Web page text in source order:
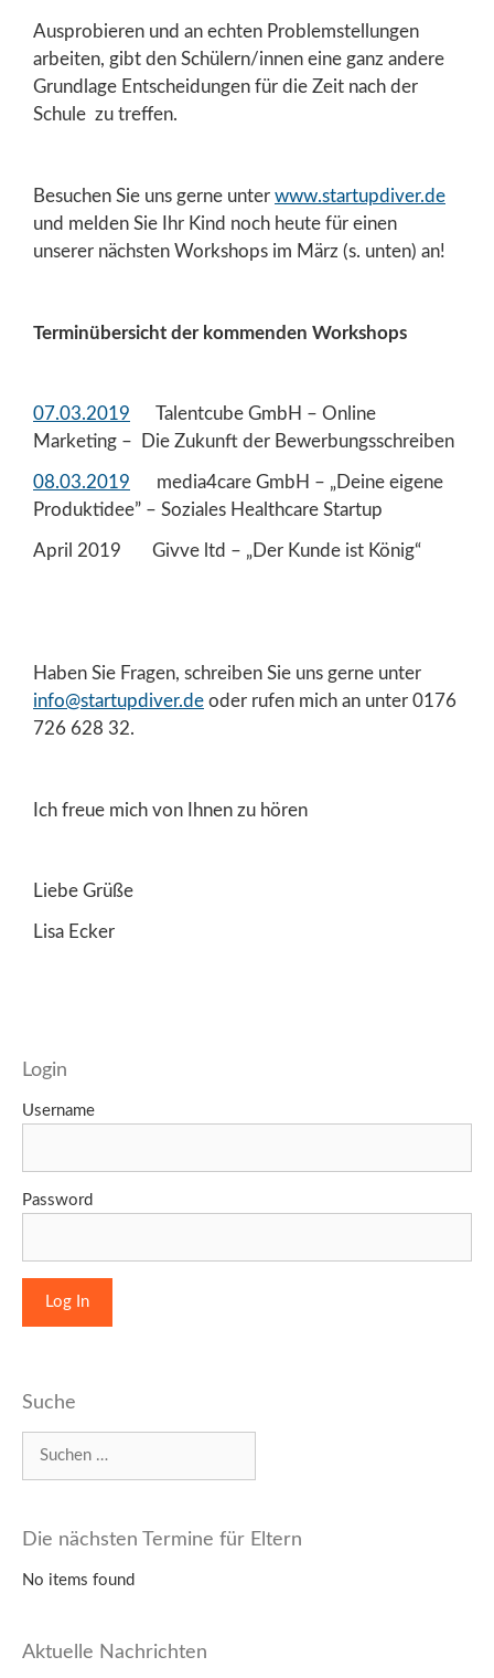
Ausprobieren und an echten Problemstellungen
arbeiten, gibt den Schülern/innen eine ganz andere
Grundlage Entscheidungen für die Zeit nach der
Schule zu treffen.
Besuchen Sie uns gerne unter www.startupdiver.de
und melden Sie Ihr Kind noch heute für einen
unserer nächsten Workshops im März (s. unten) an!
Terminübersicht der kommenden Workshops
07.03.2019 Talentcube GmbH – Online
Marketing – Die Zukunft der Bewerbungsschreiben
08.03.2019 media4care GmbH – „Deine eigene
Produktidee” – Soziales Healthcare Startup
April 2019 Givve ltd – „Der Kunde ist König“
Haben Sie Fragen, schreiben Sie uns gerne unter
info@startupdiver.de oder rufen mich an unter 0176
726 628 32.
Ich freue mich von Ihnen zu hören
Liebe Grüße
Lisa Ecker
Login
Username
Password
Suche
Die nächsten Termine für Eltern
No items found
Aktuelle Nachrichten